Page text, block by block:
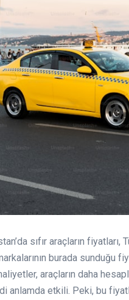
sıfır araçların
burada sunduğu
araçların daha
anlamda etkili. Peki, bu